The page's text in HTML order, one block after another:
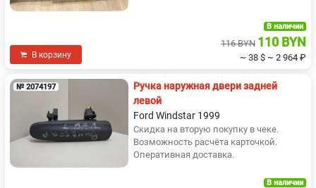
В корзину
В наличии
116 BYN 110 BYN
~ 38 $ ~ 2 964 ₽
№ 2074197
Ручка наружная двери задней
левой
Ford Windstar 1999
Скидка на вторую покупку в чеке.
Возможность расчёта карточкой.
Оперативная доставка.
В наличии